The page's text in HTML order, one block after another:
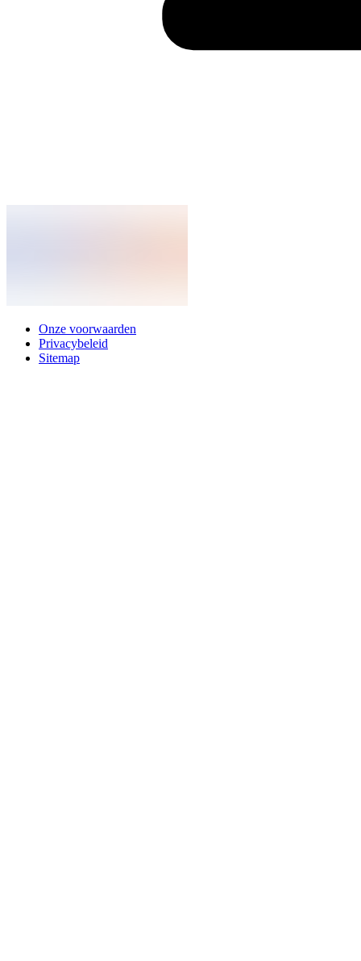
Onze voorwaarden
Privacybeleid
Sitemap